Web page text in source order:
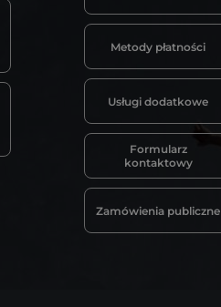
Metody płatności
Usługi dodatkowe
Formularz
kontaktowy
Zamówienia publiczne